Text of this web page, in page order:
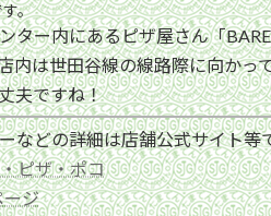
。
ー内にあるピザ屋さん「
内は世田谷線の線路際に向か
夫ですね！
などの詳細は店舗公式サイト等
ピザ・ポコ
ージ